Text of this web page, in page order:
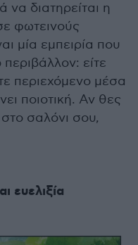
διατηρείται η
φωτεινούς
μία εμπειρία που
είτε
περιεχόμενο μέσα
ποιοτική. Αν θες
σαλόνι σου,
ευελιξία